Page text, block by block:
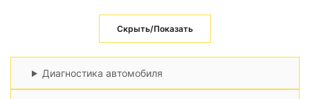
Скрыть/Показать
Диагностика автомобиля